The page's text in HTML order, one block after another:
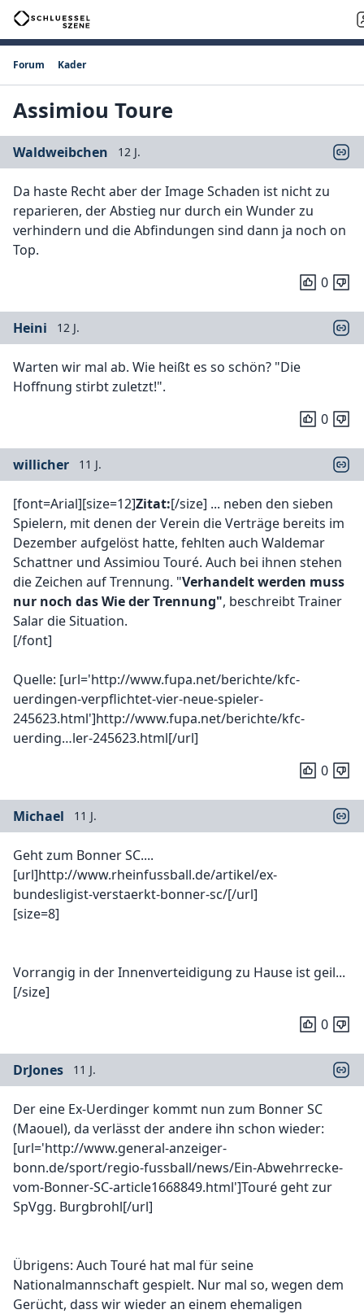
Forum Kader
Assimiou Toure
Waldweibchen 12 J.
Da haste Recht aber der Image Schaden ist nicht zu
reparieren, der Abstieg nur durch ein Wunder zu
verhindern und die Abfindungen sind dann ja noch on
Top.
0
Heini 12 J.
Warten wir mal ab. Wie heißt es so schön? "Die
Hoffnung stirbt zuletzt!".
0
willicher 11 J.
[font=Arial][size=12]Zitat:[/size] ... neben den sieben
Spielern, mit denen der Verein die Verträge bereits im
Dezember aufgelöst hatte, fehlten auch Waldemar
Schattner und Assimiou Touré. Auch bei ihnen stehen
die Zeichen auf Trennung. "Verhandelt werden muss
nur noch das Wie der Trennung", beschreibt Trainer
Salar die Situation.
[/font]
Quelle: [url='http://www.fupa.net/berichte/kfc-
uerdingen-verpflichtet-vier-neue-spieler-
245623.html']http://www.fupa.net/berichte/kfc-
uerding…ler-245623.html[/url]
0
Michael 11 J.
Geht zum Bonner SC....
[url]http://www.rheinfussball.de/artikel/ex-
bundesligist-verstaerkt-bonner-sc/[/url]
[size=8]
Vorrangig in der Innenverteidigung zu Hause ist geil...
[/size]
0
DrJones 11 J.
Der eine Ex-Uerdinger kommt nun zum Bonner SC
(Maouel), da verlässt der andere ihn schon wieder:
[url='http://www.general-anzeiger-
bonn.de/sport/regio-fussball/news/Ein-Abwehrrecke-
vom-Bonner-SC-article1668849.html']Touré geht zur
SpVgg. Burgbrohl[/url]
Übrigens: Auch Touré hat mal für seine
Nationalmannschaft gespielt. Nur mal so, wegen dem
Gerücht, dass wir wieder an einem ehemaligen